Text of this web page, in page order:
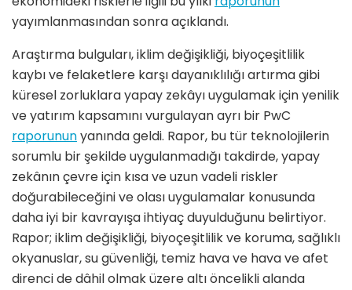
yayımlanmasından sonra açıklandı.
Araştırma bulguları, iklim değişikliği, biyoçeşitlilik
kaybı ve felaketlere karşı dayanıklılığı artırma gibi
küresel zorluklara yapay zekâyı uygulamak için yenilik
ve yatırım kapsamını vurgulayan ayrı bir PwC
raporununyanında geldi. Rapor, bu tür teknolojilerin
sorumlu bir şekilde uygulanmadığı takdirde, yapay
zekânın çevre için kısa ve uzun vadeli riskler
doğurabileceğini ve olası uygulamalar konusunda
daha iyi bir kavrayışa ihtiyaç duyulduğunu belirtiyor.
Rapor; iklim değişikliği, biyoçeşitlilik ve koruma, sağlıklı
okyanuslar, su güvenliği, temiz hava ve hava ve afet
direnci de dâhil olmak üzere altı öncelikli alanda